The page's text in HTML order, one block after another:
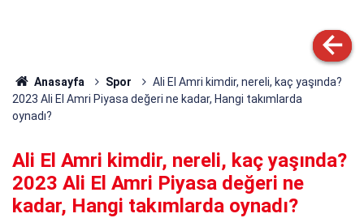
Anasayfa Spor
Ali El Amri kimdir, nereli, kaç yaşında?
2023 Ali El Amri Piyasa değeri ne kadar, Hangi takımlarda
oynadı?
Ali El Amri kimdir, nereli, kaç yaşında?
2023 Ali El Amri Piyasa değeri ne
kadar, Hangi takımlarda oynadı?